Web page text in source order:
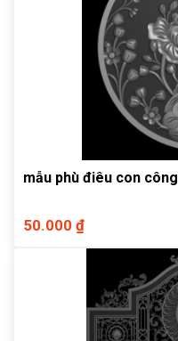
mẫu phù điêu con
50.000 ₫